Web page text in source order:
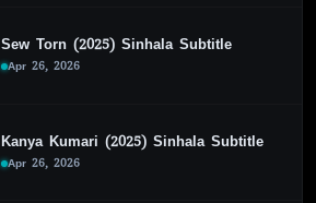
Sew Torn (2025) Sinhala Subtitle
Apr 26, 2026
Kanya Kumari (2025) Sinhala Subtitle
Apr 26, 2026